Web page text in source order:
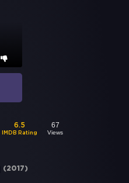
6.5
IMDB Rating
67
Views
(2017)